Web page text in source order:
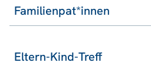
Familienpat*innen
Eltern-Kind-Treff